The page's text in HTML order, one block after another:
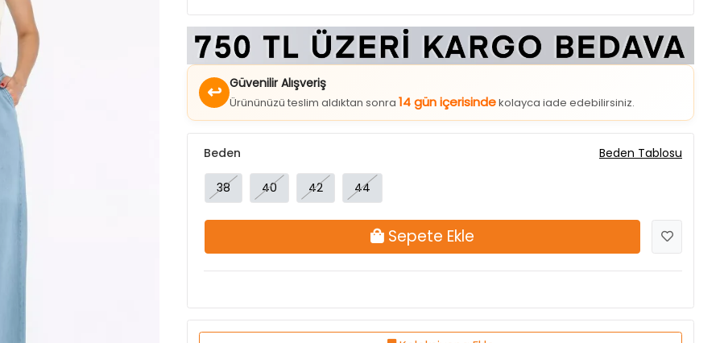
↩ Güvenilir Alışveriş
Ürününüzü teslim aldıktan sonra14 gün içerisindekolayca iade edebilirsiniz.
38
Koleksiyona Ekle